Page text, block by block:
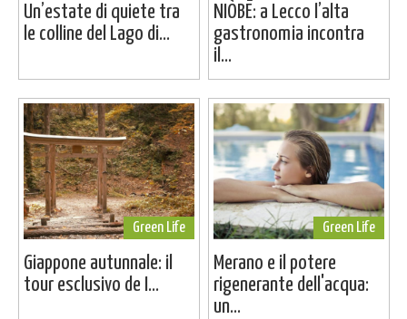
Un’estate di quiete tra
le colline del Lago di...
NIÒBĒ: a Lecco l’alta
gastronomia incontra
il...
Green Life
Giappone autunnale: il
tour esclusivo de I...
Green Life
Merano e il potere
rigenerante dell'acqua:
un...